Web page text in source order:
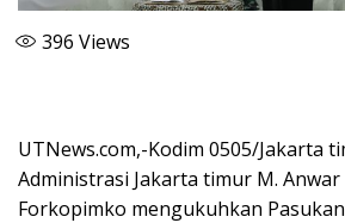
396 Views
UTNews.com,-Kodim 0505/Jakarta
Administrasi Jakarta timur M.
Forkopimko mengukuhkan